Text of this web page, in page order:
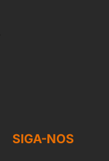
SIGA-NOS